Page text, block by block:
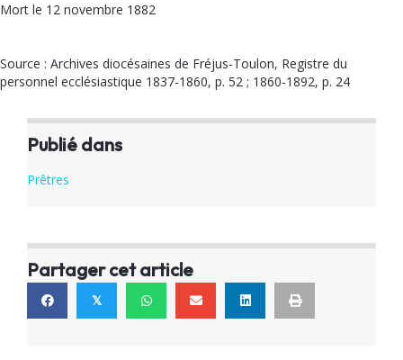
Mort le 12 novembre 1882
Source : Archives diocésaines de Fréjus-Toulon, Registre du
personnel ecclésiastique 1837-1860, p. 52 ; 1860-1892, p. 24
Publié dans
Prêtres
Partager cet article
𝕏